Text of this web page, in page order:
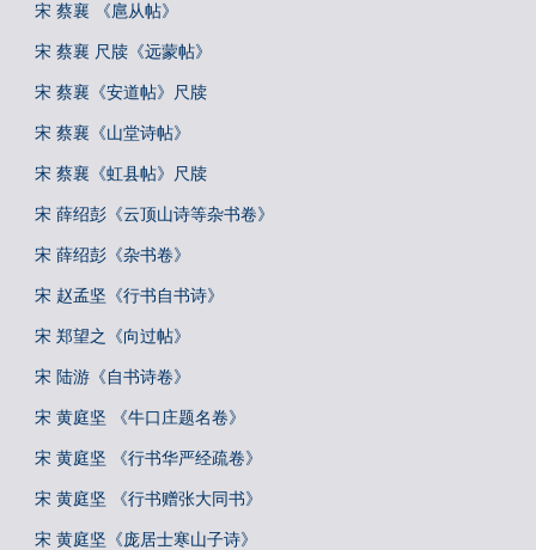
宋 蔡襄 《扈从帖》
宋 蔡襄 尺牍《远蒙帖》
宋 蔡襄《安道帖》尺牍
宋 蔡襄《山堂诗帖》
宋 蔡襄《虹县帖》尺牍
宋 薛绍彭《云顶山诗等杂书卷》
宋 薛绍彭《杂书卷》
宋 赵孟坚《行书自书诗》
宋 郑望之《向过帖》
宋 陆游《自书诗卷》
宋 黄庭坚 《牛口庄题名卷》
宋 黄庭坚 《行书华严经疏卷》
宋 黄庭坚 《行书赠张大同书》
宋 黄庭坚《庞居士寒山子诗》